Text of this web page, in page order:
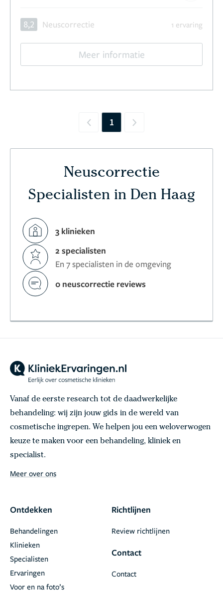
8,2 Neuscorrectie 1 ervaring
Meer informatie
Previous
1 Next
Neuscorrectie
Specialisten in Den Haag
3 klinieken
2 specialisten
En 7 specialisten in de omgeving
0 neuscorrectie reviews
Vanaf de eerste research tot de daadwerkelijke
behandeling: wij zijn jouw gids in de wereld van
cosmetische ingrepen. We helpen jou een weloverwogen
keuze te maken voor een behandeling, kliniek en
specialist.
Meer over ons
Ontdekken
Behandelingen
Klinieken
Specialisten
Ervaringen
Voor en na foto’s
Richtlijnen
Review richtlijnen
Contact
Contact